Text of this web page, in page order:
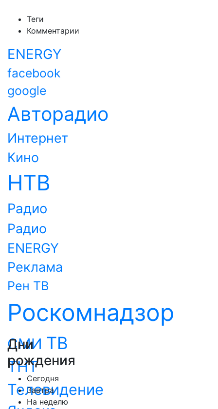
Теги
Комментарии
ENERGY
facebook
google
Авторадио
Интернет
Кино
НТВ
Радио
Радио
ENERGY
Реклама
Рен ТВ
Роскомнадзор
СМИ ТВ
ТНТ
Телевидение
Дни
рождения
Сегодня
Завтра
На неделю